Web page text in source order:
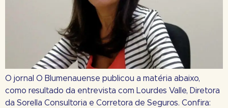
O jornal O Blumenauense publicou a matéria abaixo,
como resultado da entrevista com Lourdes Valle, Diretora
da Sorella Consultoria e Corretora de Seguros. Confira: